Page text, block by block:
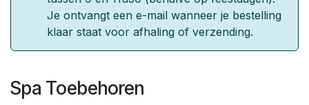
Je ontvangt een e-mail wanneer je bestelling
klaar staat voor afhaling of verzending.
Spa Toebehoren